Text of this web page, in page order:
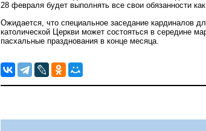
28 февраля будет выполнять все свои обязанности
Ожидается, что специальное заседание кардиналов
католической Церкви может состояться в середине
пасхальные празднования в конце месяца.